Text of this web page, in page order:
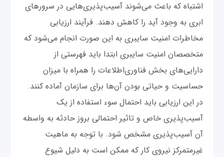
اشتباه که باعث می‌شوند آسیب‌پذیری‌هایی در سرورهای
ابری به وجود آید را کاهش دهند. فرآیند ارزیابی
مخاطرات امنیت سایبری به این صورت انجام می‌شود که
متخصصان امنیت سایبری ابتدا باید فهرستی از
دارایی‌های بخش فناوری‌اطلاعات را همراه با میزان
حساسیت و حیاتی بودن آن‌ها برای سازمان آماده کنند.
در این ارزیابی باید احتمال سوء استفاده از یک
آسیب‌پذیری خاص و تاثیر احتمالی بروز حادثه به واسطه
آن آسیب‌پذیری مشخص شود. با توجه به ماهیت
غیر‌متمرکز نیروی کار که ممکن است به دلیل شیوع